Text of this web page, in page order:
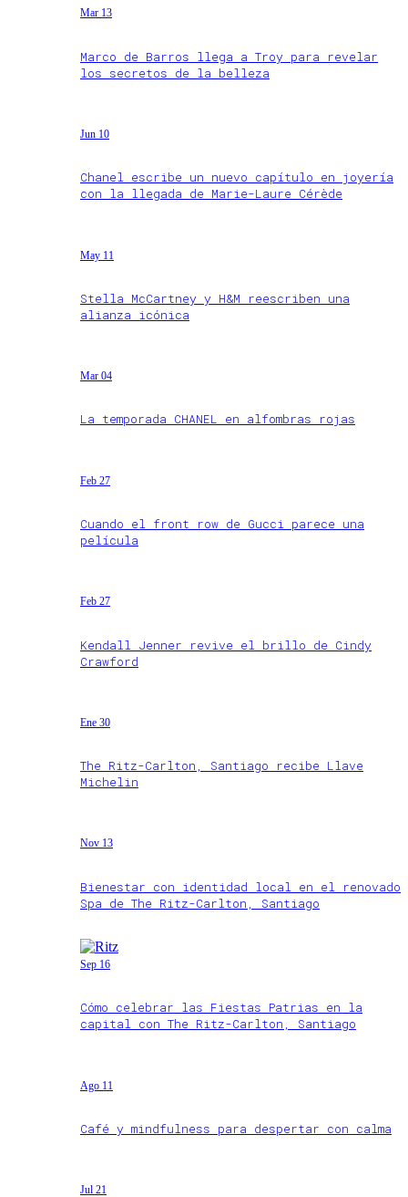
Mar 13
Marco de Barros llega a Troy para revelar
los secretos de la belleza
Jun 10
Chanel escribe un nuevo capítulo en joyería
con la llegada de Marie-Laure Cérède
May 11
Stella McCartney y H&M reescriben una
alianza icónica
Mar 04
La temporada CHANEL en alfombras rojas
Feb 27
Cuando el front row de Gucci parece una
película
Feb 27
Kendall Jenner revive el brillo de Cindy
Crawford
Ene 30
The Ritz-Carlton, Santiago recibe Llave
Michelin
Nov 13
Bienestar con identidad local en el renovado
Spa de The Ritz-Carlton, Santiago
Sep 16
Cómo celebrar las Fiestas Patrias en la
capital con The Ritz-Carlton, Santiago
Ago 11
Café y mindfulness para despertar con calma
Jul 21